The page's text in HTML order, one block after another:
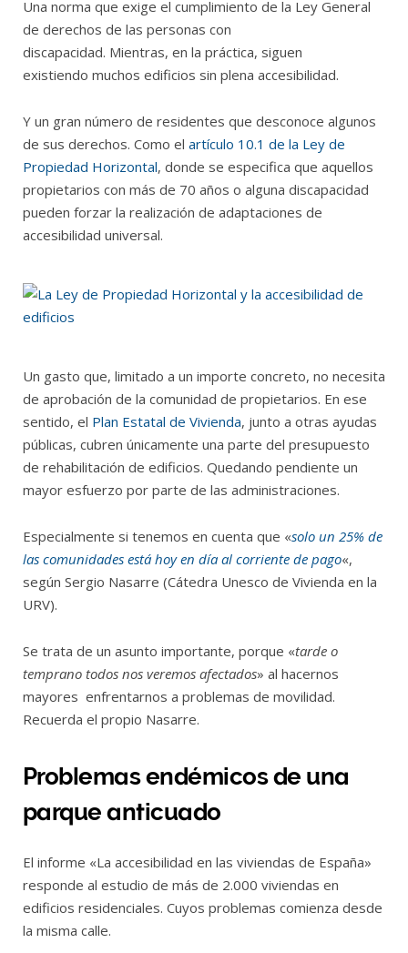
Una norma que exige el cumplimiento de la Ley General
de derechos de las personas con
discapacidad. Mientras, en la práctica, siguen
existiendo muchos edificios sin plena accesibilidad.
Y un gran número de residentes que desconoce algunos
de sus derechos. Como el artículo 10.1 de la Ley de
Propiedad Horizontal, donde se especifica que aquellos
propietarios con más de 70 años o alguna discapacidad
pueden forzar la realización de adaptaciones de
accesibilidad universal.
Un gasto que, limitado a un importe concreto, no necesita
de aprobación de la comunidad de propietarios. En ese
sentido, el Plan Estatal de Vivienda, junto a otras ayudas
públicas, cubren únicamente una parte del presupuesto
de rehabilitación de edificios. Quedando pendiente un
mayor esfuerzo por parte de las administraciones.
Especialmente si tenemos en cuenta que «solo un 25% de
las comunidades está hoy en día al corriente de pago«,
según Sergio Nasarre (Cátedra Unesco de Vivienda en la
URV).
Se trata de un asunto importante, porque «tarde o
temprano todos nos veremos afectados» al hacernos
mayores enfrentarnos a problemas de movilidad.
Recuerda el propio Nasarre.
Problemas endémicos de una
parque anticuado
El informe «La accesibilidad en las viviendas de España»
responde al estudio de más de 2.000 viviendas en
edificios residenciales. Cuyos problemas comienza desde
la misma calle.